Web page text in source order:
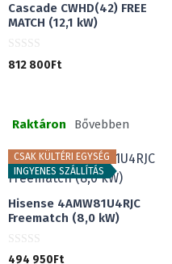
Cascade CWHD(42) FREE
MATCH (12,1 kW)
0
a
ő
812 800Ft
Raktáron Bővebben
CSAK KÜLTÉRI EGYSÉG
INGYENES SZÁLLÍTÁS
Hisense 4AMW81U4RJC
Freematch (8,0 kW)
0
494 950Ft